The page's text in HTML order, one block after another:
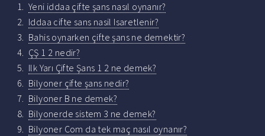
Yeni iddaa çifte şans nasıl oynanır?
Iddaa cifte sans nasil Isaretlenir?
Bahis oynarken çifte şans ne demektir?
ÇŞ 1 2 nedir?
Ilk Yarı Çifte Şans 1 2 ne demek?
Bilyoner çifte şans nedir?
Bilyoner B ne demek?
Bilyonerde sistem 3 ne demek?
Bilyoner Com da tek maç nasıl oynanır?